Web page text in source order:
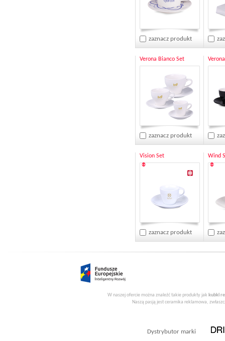
zaznacz produkt
Verona Bianco Set
zaznacz produkt
Vision Set
®
zaznacz produkt
Wind
®
W naszej ofercie można znaleźć takie produkty jak kubki
Naszą pasją jest ceramika reklamowa,
Dystrybutor marki